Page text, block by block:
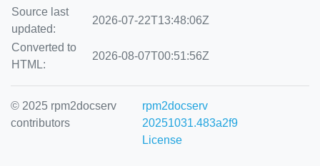
Source last
updated:
2026-07-22T13:48:06Z
Converted to
HTML:
2026-08-07T00:51:56Z
© 2025 rpm2docserv
contributors
rpm2docserv
20251031.483a2f9
License